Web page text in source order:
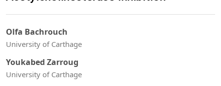
Olfa Bachrouch
University of Carthage
Youkabed Zarroug
University of Carthage